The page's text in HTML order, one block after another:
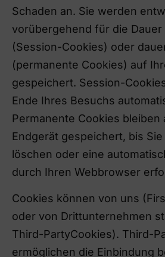
Schaden an. Sie werden
vorübergehend für die Dauer
(Session-Cookies) oder
(permanente Cookies) auf
gespeichert. Session-
Ende Ihres Besuchs
Permanente Cookies bleiben
Endgerät gespeichert, bis
löschen oder eine
durch Ihren Webbrowser
Cookies können von uns
oder von Drittunternehmen
Third-PartyCookies). Third-
ermöglichen die Einbindung